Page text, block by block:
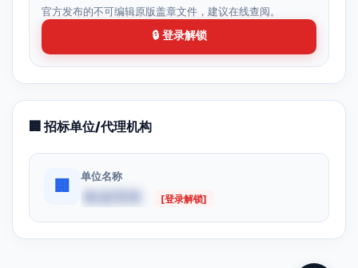
官方发布的不可编辑原版盖章文件，建议在线查阅。
🔒 登录解锁
🏢 招标单位/代理机构
🏢
单位名称
[登录解锁]